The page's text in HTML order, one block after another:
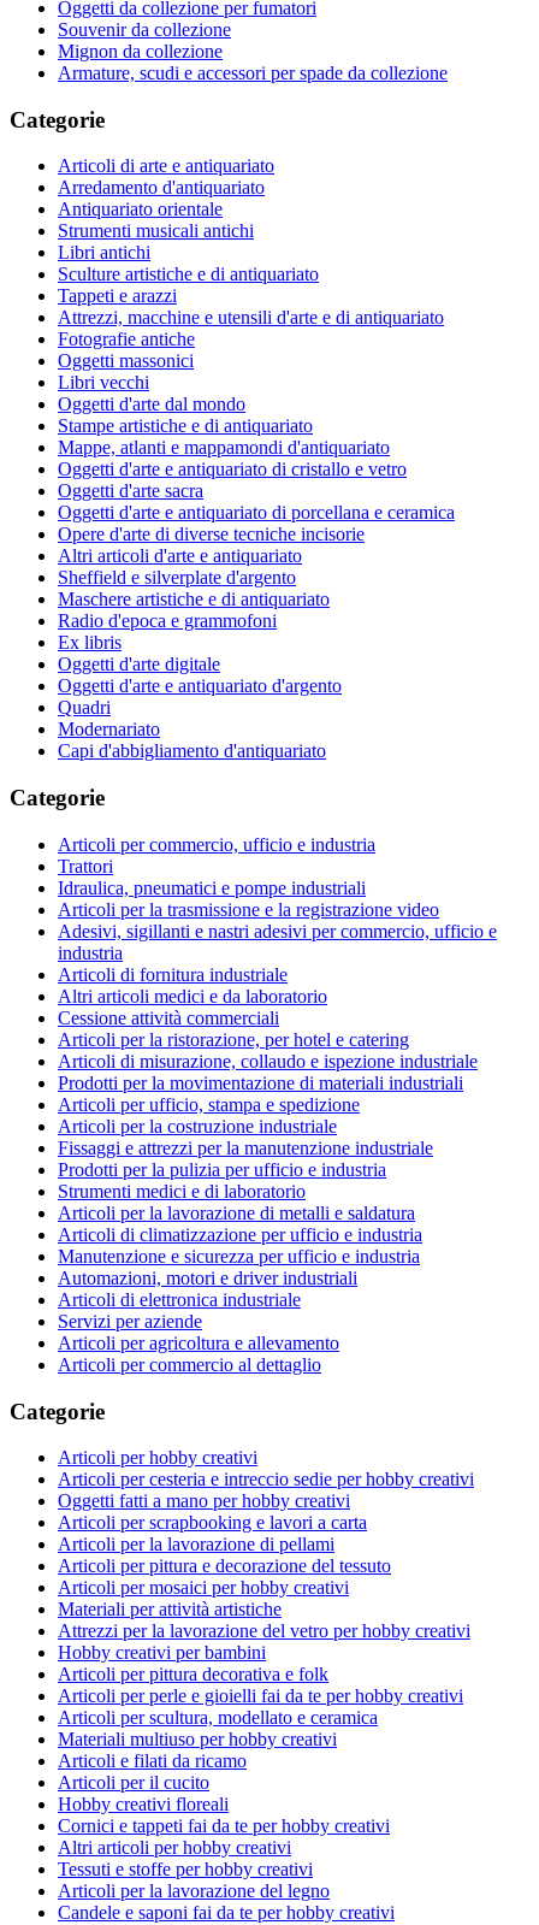
Oggetti da collezione per fumatori
Souvenir da collezione
Mignon da collezione
Armature, scudi e accessori per spade da collezione
Categorie
Articoli di arte e antiquariato
Arredamento d'antiquariato
Antiquariato orientale
Strumenti musicali antichi
Libri antichi
Sculture artistiche e di antiquariato
Tappeti e arazzi
Attrezzi, macchine e utensili d'arte e di antiquariato
Fotografie antiche
Oggetti massonici
Libri vecchi
Oggetti d'arte dal mondo
Stampe artistiche e di antiquariato
Mappe, atlanti e mappamondi d'antiquariato
Oggetti d'arte e antiquariato di cristallo e vetro
Oggetti d'arte sacra
Oggetti d'arte e antiquariato di porcellana e ceramica
Opere d'arte di diverse tecniche incisorie
Altri articoli d'arte e antiquariato
Sheffield e silverplate d'argento
Maschere artistiche e di antiquariato
Radio d'epoca e grammofoni
Ex libris
Oggetti d'arte digitale
Oggetti d'arte e antiquariato d'argento
Quadri
Modernariato
Capi d'abbigliamento d'antiquariato
Categorie
Articoli per commercio, ufficio e industria
Trattori
Idraulica, pneumatici e pompe industriali
Articoli per la trasmissione e la registrazione video
Adesivi, sigillanti e nastri adesivi per commercio, ufficio e
industria
Articoli di fornitura industriale
Altri articoli medici e da laboratorio
Cessione attività commerciali
Articoli per la ristorazione, per hotel e catering
Articoli di misurazione, collaudo e ispezione industriale
Prodotti per la movimentazione di materiali industriali
Articoli per ufficio, stampa e spedizione
Articoli per la costruzione industriale
Fissaggi e attrezzi per la manutenzione industriale
Prodotti per la pulizia per ufficio e industria
Strumenti medici e di laboratorio
Articoli per la lavorazione di metalli e saldatura
Articoli di climatizzazione per ufficio e industria
Manutenzione e sicurezza per ufficio e industria
Automazioni, motori e driver industriali
Articoli di elettronica industriale
Servizi per aziende
Articoli per agricoltura e allevamento
Articoli per commercio al dettaglio
Categorie
Articoli per hobby creativi
Articoli per cesteria e intreccio sedie per hobby creativi
Oggetti fatti a mano per hobby creativi
Articoli per scrapbooking e lavori a carta
Articoli per la lavorazione di pellami
Articoli per pittura e decorazione del tessuto
Articoli per mosaici per hobby creativi
Materiali per attività artistiche
Attrezzi per la lavorazione del vetro per hobby creativi
Hobby creativi per bambini
Articoli per pittura decorativa e folk
Articoli per perle e gioielli fai da te per hobby creativi
Articoli per scultura, modellato e ceramica
Materiali multiuso per hobby creativi
Articoli e filati da ricamo
Articoli per il cucito
Hobby creativi floreali
Cornici e tappeti fai da te per hobby creativi
Altri articoli per hobby creativi
Tessuti e stoffe per hobby creativi
Articoli per la lavorazione del legno
Candele e saponi fai da te per hobby creativi